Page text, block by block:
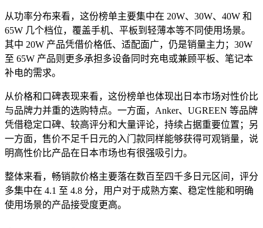
从功率分布来看，这份榜单主要集中在 20W、30W、40W 和
65W 几个档位，覆盖手机、平板到轻薄本等不同使用场景。
其中 20W 产品凭借价格低、适配面广，仍是销量主力；30W
至 65W 产品则更多承担多设备同时充电或兼顾平板、笔记本
补电的需求。
从价格和口碑表现来看，这份榜单也体现出日本市场对性价比
与品牌力并重的选购特点。一方面，Anker、UGREEN 等品牌
凭借稳定口碑、较高评分和大量评论，持续占据重要位置；另
一方面，售价不足千日元的入门款同样能够获得可观销量，说
明高性价比产品在日本市场也有很强吸引力。
整体来看，畅销款价格主要落在数百至四千多日元区间，评分
多集中在 4.1 至 4.8 分，用户对于成熟方案、稳定性能和明确
使用场景的产品接受度更高。